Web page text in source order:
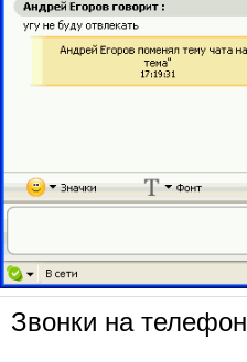
Звонки на телефон